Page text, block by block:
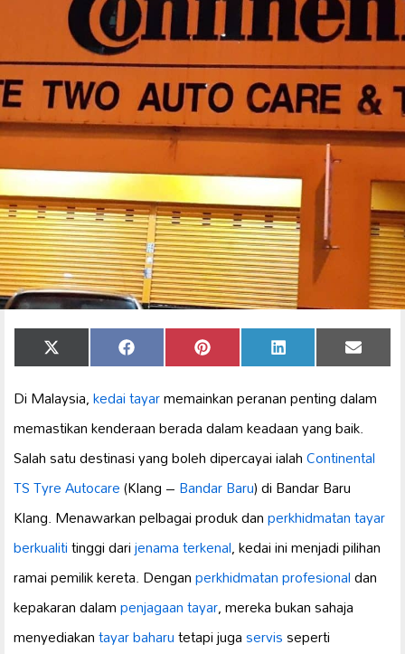
Share
on
X
(Twitter)
Share
on
Facebook Share
on
Pinterest Share
on
LinkedIn Share
on
Email
Di Malaysia,kedai tayarmemainkan peranan penting dalam
memastikan kenderaan berada dalam keadaan yang baik.
Salah satu destinasi yang boleh dipercayai ialahContinental
TS Tyre Autocare(Klang –Bandar Baru) di Bandar Baru
Klang. Menawarkan pelbagai produk danperkhidmatan tayar
berkualititinggi darijenama terkenal, kedai ini menjadi pilihan
ramai pemilik kereta. Denganperkhidmatan profesionaldan
kepakaran dalampenjagaan tayar, mereka bukan sahaja
menyediakantayar baharutetapi jugaservisseperti